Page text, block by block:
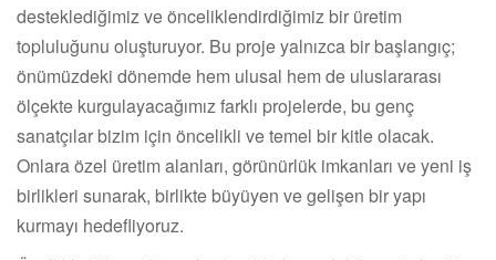
desteklediğimiz ve önceliklendirdiğimiz bir üretim
topluluğunu oluşturuyor. Bu proje yalnızca bir başlangıç;
önümüzdeki dönemde hem ulusal hem de uluslararası
ölçekte kurgulayacağımız farklı projelerde, bu genç
sanatçılar bizim için öncelikli ve temel bir kitle olacak.
Onlara özel üretim alanları, görünürlük imkanları ve yeni iş
birlikleri sunarak, birlikte büyüyen ve gelişen bir yapı
kurmayı hedefliyoruz.